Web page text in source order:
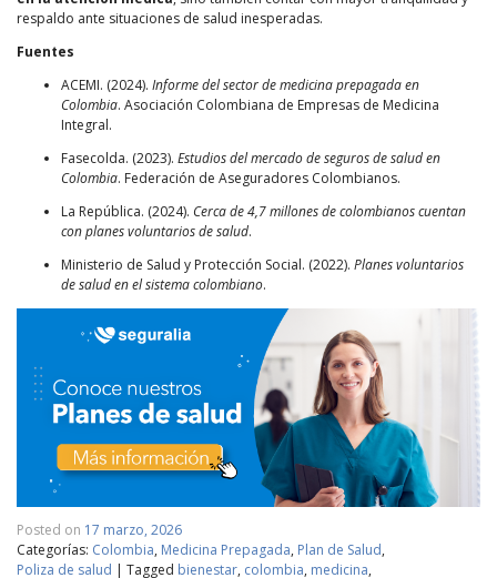
respaldo ante situaciones de salud inesperadas.
Fuentes
ACEMI. (2024). Informe del sector de medicina prepagada en
Colombia. Asociación Colombiana de Empresas de Medicina
Integral.
Fasecolda. (2023). Estudios del mercado de seguros de salud en
Colombia. Federación de Aseguradores Colombianos.
La República. (2024). Cerca de 4,7 millones de colombianos cuentan
con planes voluntarios de salud.
Ministerio de Salud y Protección Social. (2022). Planes voluntarios
de salud en el sistema colombiano.
Posted on 17 marzo, 2026
Categorías: Colombia, Medicina Prepagada, Plan de Salud,
Poliza de salud | Tagged bienestar, colombia, medicina,